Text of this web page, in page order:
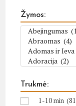
Žymos:
Trukmė:
1-10 min